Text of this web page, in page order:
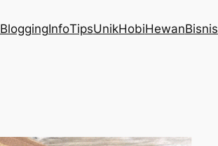
BloggingInfoTipsUnikHobiHewanBisnis